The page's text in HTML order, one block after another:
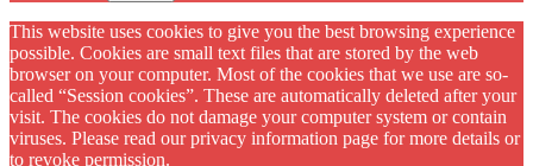
This website uses cookies to give you the best browsing experience
possible. Cookies are small text files that are stored by the web
browser on your computer. Most of the cookies that we use are so-
called “Session cookies”. These are automatically deleted after your
visit. The cookies do not damage your computer system or contain
viruses. Please read our privacy information page for more details or
to revoke permission.